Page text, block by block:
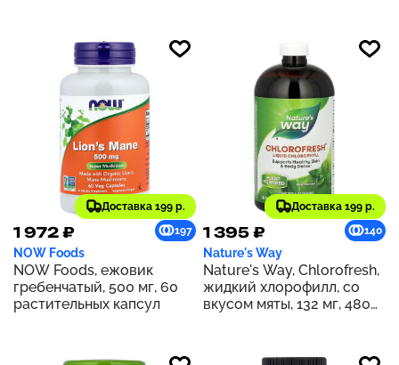
Доставка 199 р.
1 972 ₽ 197
NOW Foods
NOW Foods, ежовик
гребенчатый, 500 мг, 60
растительных капсул
Доставка 199 р.
1 395 ₽ 140
Nature's Way
Nature's Way, Chlorofresh,
жидкий хлорофилл, со
вкусом мяты, 132 мг, 480